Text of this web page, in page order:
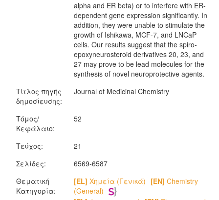
alpha and ER beta) or to interfere with ER-
dependent gene expression significantly. In
addition, they were unable to stimulate the
growth of Ishikawa, MCF-7, and LNCaP
cells. Our results suggest that the spiro-
epoxyneurosteroid derivatives 20, 23, and
27 may prove to be lead molecules for the
synthesis of novel neuroprotective agents.
Τίτλος πηγής
δημοσίευσης:
Journal of Medicinal Chemistry
Τόμος/
Κεφάλαιο:
52
Τεύχος:
21
Σελίδες:
6569-6587
Θεματική
Κατηγορία:
[EL] Χημεία (Γενικά) [EN] Chemistry
(General)